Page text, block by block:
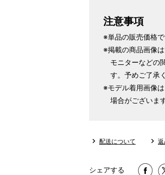
注意事項
※単品の販売価格
※掲載の商品画像
モニターなどの
す。予めご了承
※モデル着用画像
場合がございま
配送について
シェアする